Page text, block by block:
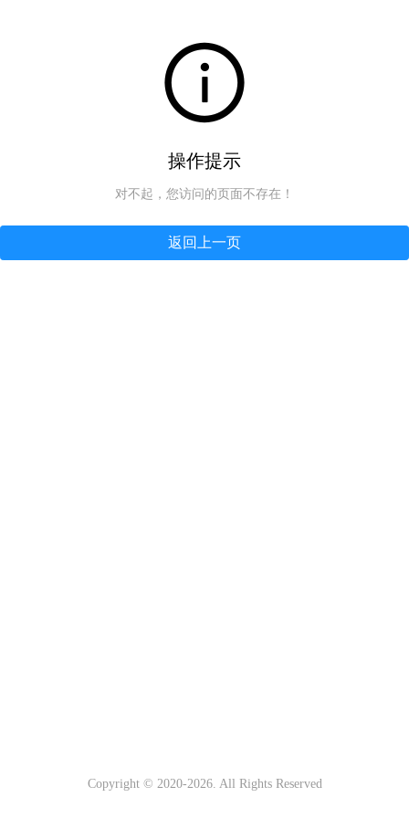
操作提示
对不起，您访问的页面不存在！
返回上一页
Copyright © 2020-2026. All Rights Reserved